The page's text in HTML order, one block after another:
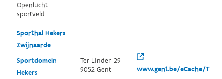
Openlucht
sportveld
Sporthal Hekers
Zwijnaarde
Sportdomein
Hekers
Ter Linden 29
9052 Gent
www.gent.be/eCache/THE/